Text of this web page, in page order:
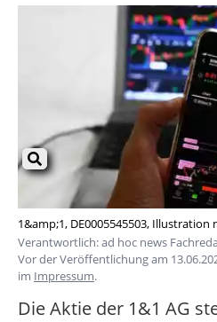
1&amp;1, DE0005545503, Illustration
Verantwortlich: ad hoc news
Vor der Veröffentlichung am
im Impressum.
Die Aktie der 1&1 AG